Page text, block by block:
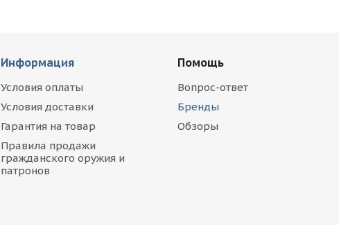
Информация
Условия оплаты
Условия доставки
Гарантия на товар
Правила продажи
гражданского оружия и
патронов
Помощь
Вопрос-ответ
Бренды
Обзоры